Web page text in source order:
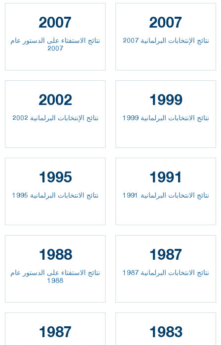
2007
نتائج الاستفتاء على الدستور عام
2007
2007
نتائج الإنتخابات البرلمانية 2007
2002
نتائج الإنتخابات البرلمانية 2002
1999
نتائج الانتخابات البرلمانية 1999
1995
نتائج الانتخابات البرلمانية 1995
1991
نتائج الانتخابات البرلمانية 1991
1988
نتائج الاستفتاء على الدستور عام
1988
1987
نتائج الانتخابات البرلمانية 1987
1987 1983